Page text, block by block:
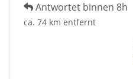
Antwortet binnen 8h
ca. 74 km entfernt